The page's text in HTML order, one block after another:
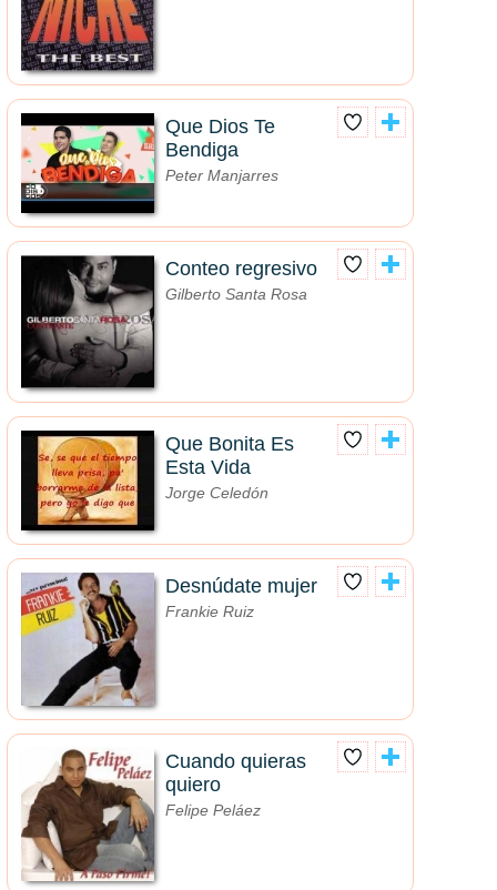
Que Dios Te
Bendiga
Peter Manjarres
Conteo regresivo
Gilberto Santa Rosa
Que Bonita Es
Esta Vida
Jorge Celedón
Desnúdate mujer
Frankie Ruiz
Cuando quieras
quiero
Felipe Peláez